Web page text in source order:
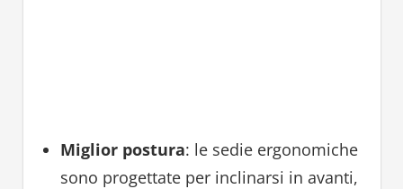
Miglior postura: le sedie ergonomiche
sono progettate per inclinarsi in avanti,